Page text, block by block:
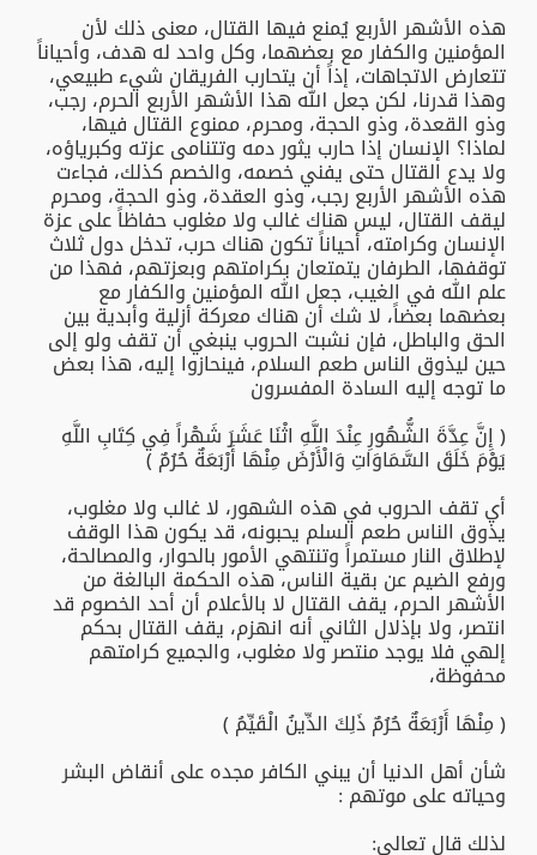
هذه الأشهر الأربع يُمنع فيها القتال، معنى ذلك لأن
المؤمنين والكفار مع بعضهما، وكل واحد له هدف، وأحياناً
تتعارض الاتجاهات، إذاً أن يتحارب الفريقان شيء طبيعي،
وهذا قدرنا، لكن جعل الله هذا الأشهر الأربع الحرم، رجب،
وذو القعدة، وذو الحجة، ومحرم، ممنوع القتال فيها،
لماذا؟ الإنسان إذا حارب يثور دمه وتتنامى عزته وكبرياؤه،
ولا يدع القتال حتى يفني خصمه، والخصم كذلك، فجاءت
هذه الأشهر الأربع رجب، وذو العقدة، وذو الحجة، ومحرم
ليقف القتال، ليس هناك غالب ولا مغلوب حفاظاً على عزة
الإنسان وكرامته، أحياناً تكون هناك حرب، تدخل دول ثلاث
توقفها، الطرفان يتمتعان بكرامتهم وبعزتهم، فهذا من
علم الله في الغيب، جعل الله المؤمنين والكفار مع
بعضهما بعضاً، لا شك أن هناك معركة أزلية وأبدية بين
الحق والباطل، فإن نشبت الحروب ينبغي أن تقف ولو إلى
حين ليذوق الناس طعم السلام، فينحازوا إليه، هذا بعض
ما توجه إليه السادة المفسرون
﴿ إِنَّ عِدَّةَ الشُّهُورِ عِنْدَ اللَّهِ اثْنَا عَشَرَ شَهْراً فِي كِتَابِ اللَّهِ
يَوْمَ خَلَقَ السَّمَاوَاتِ وَالْأَرْضَ مِنْهَا أَرْبَعَةٌ حُرُمٌ ﴾
أي تقف الحروب في هذه الشهور، لا غالب ولا مغلوب،
يذوق الناس طعم السلم يحبونه، قد يكون هذا الوقف
لإطلاق النار مستمراً وتنتهي الأمور بالحوار، والمصالحة،
ورفع الضيم عن بقية الناس، هذه الحكمة البالغة من
الأشهر الحرم، يقف القتال لا بالأعلام أن أحد الخصوم قد
انتصر، ولا بإذلال الثاني أنه انهزم، يقف القتال بحكم
إلهي فلا يوجد منتصر ولا مغلوب، والجميع كرامتهم
محفوظة،
﴿ مِنْهَا أَرْبَعَةٌ حُرُمٌ ذَلِكَ الدِّينُ الْقَيِّمُ ﴾
شأن أهل الدنيا أن يبني الكافر مجده على أنقاض البشر
وحياته على موتهم :
لذلك قال تعالى: